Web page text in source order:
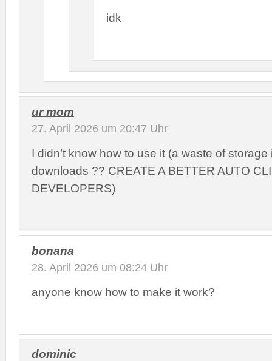
idk
ur mom
27. April 2026 um 20:47 Uhr
I didn’t know how to use it (a waste of
downloads ?? CREATE A BETTER AUTO
DEVELOPERS)
bonana
28. April 2026 um 08:24 Uhr
anyone know how to make it work?
dominic